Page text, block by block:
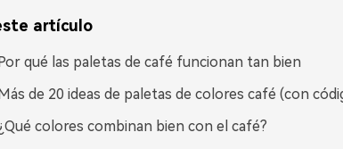
artículo
qué las paletas de café funcionan tan bien
de 20 ideas de paletas de colores café (con
colores combinan bien con el café?